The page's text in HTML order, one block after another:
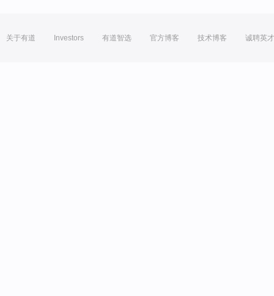
关于有道 Investors 有道智选 官方博客 技术博客 诚聘英才